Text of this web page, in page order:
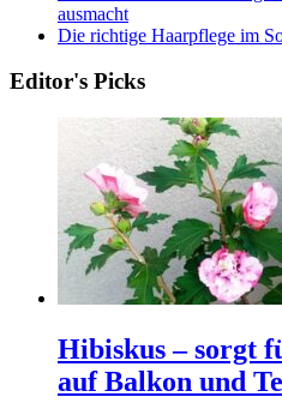
ausmacht
Die richtige Haarpflege im
Editor's Picks
Hibiskus – sorgt
auf Balkon und